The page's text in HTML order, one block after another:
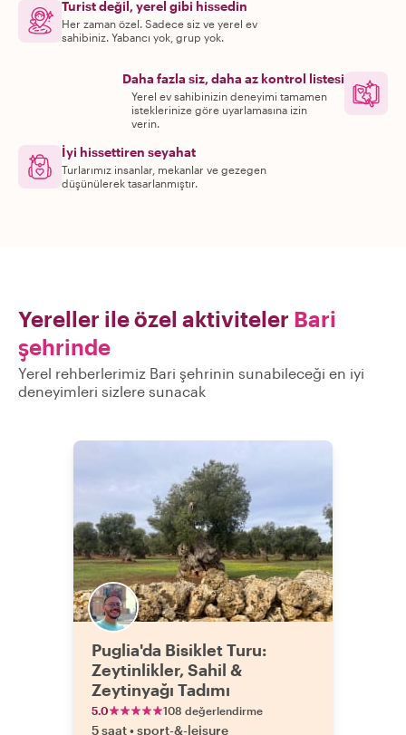
Turist değil, yerel gibi hissedin
Her zaman özel. Sadece siz ve yerel ev
sahibiniz. Yabancı yok, grup yok.
Daha fazla siz, daha az kontrol listesi
Yerel ev sahibinizin deneyimi tamamen
isteklerinize göre uyarlamasına izin
verin.
İyi hissettiren seyahat
Turlarımız insanlar, mekanlar ve gezegen
düşünülerek tasarlanmıştır.
Yereller ile özel aktiviteler Bari
şehrinde
Yerel rehberlerimiz Bari şehrinin sunabileceği en iyi
deneyimleri sizlere sunacak
Puglia'da Bisiklet Turu:
Zeytinlikler, Sahil &
Zeytinyağı Tadımı
5.0 108 değerlendirme
5 saat•sport-&-leisure